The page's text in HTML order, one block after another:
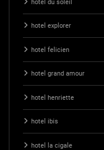
hotel du soleil
hotel explorer
hotel felicien
hotel grand amour
hotel henriette
hotel ibis
hotel la cigale